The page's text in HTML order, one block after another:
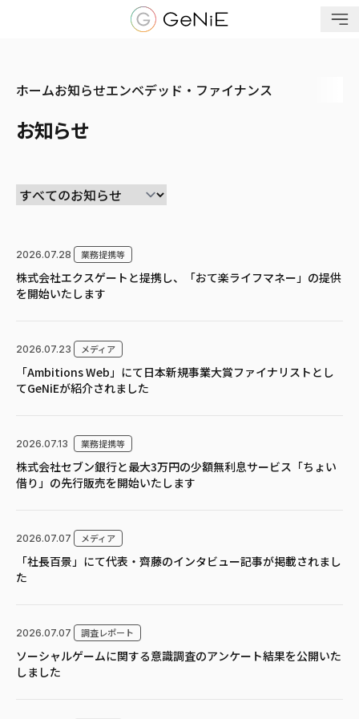
ホームお知らせエンベデッド・ファイナンス
お知らせ
2026.07.28 業務提携等
株式会社エクスゲートと提携し、「おて楽ライフマネー」の提供
を開始いたします
2026.07.23 メディア
「Ambitions Web」にて日本新規事業大賞ファイナリストとし
てGeNiEが紹介されました
2026.07.13 業務提携等
株式会社セブン銀行と最大3万円の少額無利息サービス「ちょい
借り」の先行販売を開始いたします
2026.07.07 メディア
「社長百景」にて代表・齊藤のインタビュー記事が掲載されまし
た
2026.07.07 調査レポート
ソーシャルゲームに関する意識調査のアンケート結果を公開いた
しました